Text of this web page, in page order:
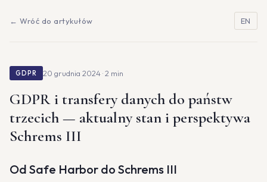
← Wróć do artykułów EN
GDPR 20 grudnia 2024 · 2 min
GDPR i transfery danych do państw
trzecich — aktualny stan i perspektywa
Schrems III
Od Safe Harbor do Schrems III